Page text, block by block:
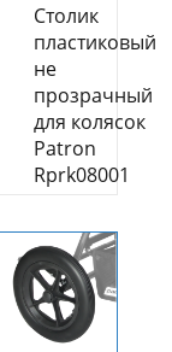
Столик
пластиковый
не
прозрачный
для колясок
Patron
Rprk08001